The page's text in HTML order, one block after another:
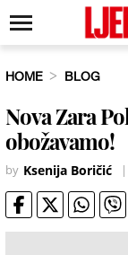
HOME BLOG
Nova Zara
obožavamo!
by Ksenija Boričić |